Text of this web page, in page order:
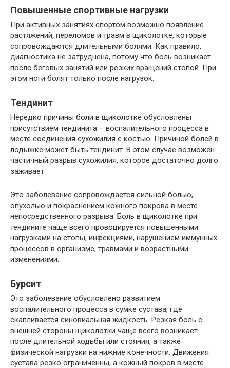
Повышенные спортивные нагрузки
При активных занятиях спортом возможно появление
растяжений, переломов и травм в щиколотке, которые
сопровождаются длительными болями. Как правило,
диагностика не затруднена, потому что боль возникает
после беговых занятий или резких вращений стопой. При
этом ноги болят только после нагрузок.
Тендинит
Нередко причины боли в щиколотке обусловлены
присутствием тендинита – воспалительного процесса в
месте соединения сухожилия с костью. Причиной болей в
лодыжке может быть тендинит. В этом случае возможен
частичный разрыв сухожилия, которое достаточно долго
заживает.
Это заболевание сопровождается сильной болью,
опухолью и покраснением кожного покрова в месте
непосредственного разрыва. Боль в щиколотке при
тендините чаще всего провоцируется повышенными
нагрузками на стопы, инфекциями, нарушением иммунных
процессов в организме, травмами и возрастными
изменениями.
Бурсит
Это заболевание обусловлено развитием
воспалительного процесса в сумке сустава, где
скапливается синовиальная жидкость. Резкая боль с
внешней стороны щиколотки чаще всего возникает
после длительной ходьбы или стояния, а также
физической нагрузки на нижние конечности. Движения
сустава резко ограниченны, а кожный покров в месте